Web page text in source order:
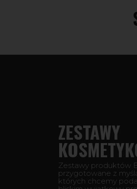
ZESTAWY
Zestawy produktów
przygotowane z
których chcemy